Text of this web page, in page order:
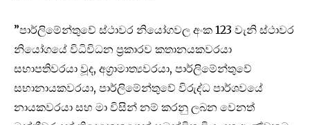
”පාර්ලිමේන්තුවේ ස්ථාවර නියෝගවල අංක 123 වැනි ස්ථාවර
නියෝගයේ විධිවිධන ප්‍රකාරව කතානයකවරයා
සභාපතිවරයා වූද, අග්‍රාමාත්‍යවරයා, පාර්ලිමේන්තුවේ
සභානායකවරයා, පාර්ලිමේන්තුවේ විරුද්ධ පාර්ශවයේ
නායකවරයා සහ මා විසින් නම් කරනු ලබන වෙනත්